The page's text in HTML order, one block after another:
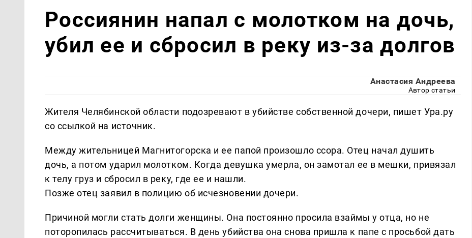
Россиянин напал с молотком на дочь,
убил ее и сбросил в реку из-за долгов
Анастасия Андреева
Автор статьи
Жителя Челябинской области подозревают в убийстве собственной дочери, пишет Ура.ру
со ссылкой на источник.
Между жительницей Магнитогорска и ее папой произошло ссора. Отец начал душить
дочь, а потом ударил молотком. Когда девушка умерла, он замотал ее в мешки, привязал
к телу груз и сбросил в реку, где ее и нашли.
Позже отец заявил в полицию об исчезновении дочери.
Причиной могли стать долги женщины. Она постоянно просила взаймы у отца, но не
поторопилась рассчитываться. В день убийства она снова пришла к папе с просьбой дать